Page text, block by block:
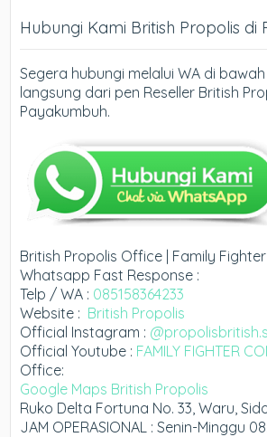
Hubungi Kami British Propolis di
Segera hubungi melalui WA di
langsung dari pen Reseller British
Payakumbuh.
British Propolis Office | Family
Whatsapp Fast Response :
Telp / WA : 085158364233
Website : British Propolis
Official Instagram :
Official Youtube : FAMILY FIGHTER
Office:
Google Maps British Propolis
Ruko Delta Fortuna No. 33, Waru,
JAM OPERASIONAL : Senin-Minggu